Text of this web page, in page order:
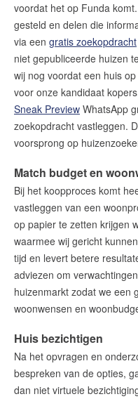
voordat het op Funda
gesteld en delen die
via een gratis zoekopdracht
niet gepubliceerde huizen
wij nog voordat een huis
voor onze kandidaat
Sneak Preview WhatsApp
zoekopdracht vastleggen.
voorsprong op
Match budget en
Bij het koopproces komt
vastleggen van een
op papier te zetten krijgen
waarmee wij gericht
tijd en levert betere
adviezen om
huizenmarkt zodat we een
woonwensen en
Huis bezichtigen
Na het opvragen en
bespreken van de opties,
dan niet virtuele